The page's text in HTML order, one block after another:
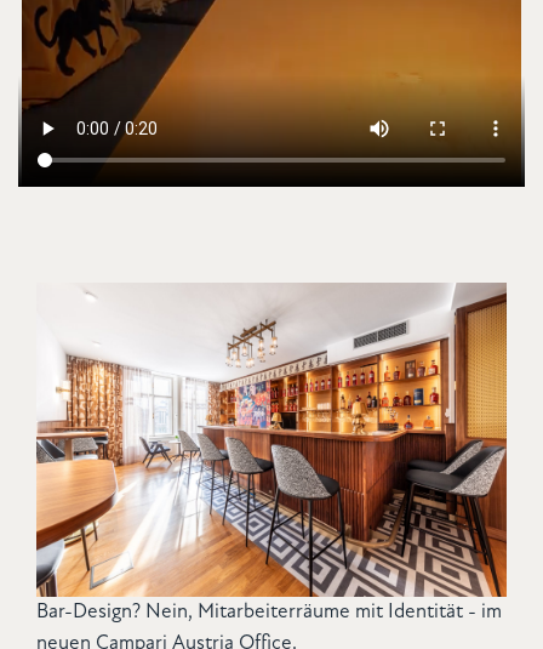
Bar-Design? Nein, Mitarbeiterräume mit Identität - im
neuen Campari Austria Office.